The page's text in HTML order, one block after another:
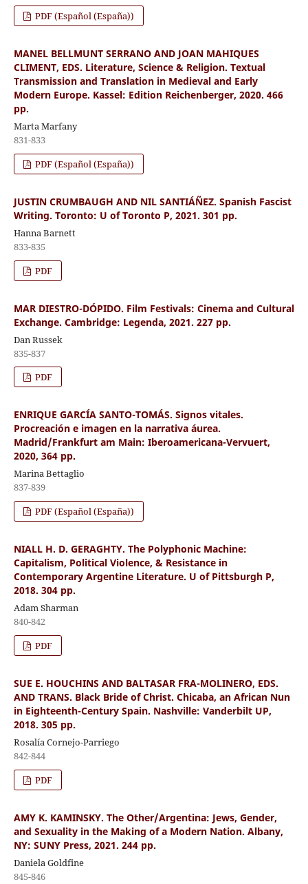
PDF (Español (España))
MANEL BELLMUNT SERRANO AND JOAN MAHIQUES
CLIMENT, EDS. Literature, Science & Religion. Textual
Transmission and Translation in Medieval and Early
Modern Europe. Kassel: Edition Reichenberger, 2020. 466
pp.
Marta Marfany
831-833
PDF (Español (España))
JUSTIN CRUMBAUGH AND NIL SANTIÁÑEZ. Spanish Fascist
Writing. Toronto: U of Toronto P, 2021. 301 pp.
Hanna Barnett
833-835
PDF
MAR DIESTRO-DÓPIDO. Film Festivals: Cinema and Cultural
Exchange. Cambridge: Legenda, 2021. 227 pp.
Dan Russek
835-837
PDF
ENRIQUE GARCÍA SANTO-TOMÁS. Signos vitales.
Procreación e imagen en la narrativa áurea.
Madrid/Frankfurt am Main: Iberoamericana-Vervuert,
2020, 364 pp.
Marina Bettaglio
837-839
PDF (Español (España))
NIALL H. D. GERAGHTY. The Polyphonic Machine:
Capitalism, Political Violence, & Resistance in
Contemporary Argentine Literature. U of Pittsburgh P,
2018. 304 pp.
Adam Sharman
840-842
PDF
SUE E. HOUCHINS AND BALTASAR FRA-MOLINERO, EDS.
AND TRANS. Black Bride of Christ. Chicaba, an African Nun
in Eighteenth-Century Spain. Nashville: Vanderbilt UP,
2018. 305 pp.
Rosalía Cornejo-Parriego
842-844
PDF
AMY K. KAMINSKY. The Other/Argentina: Jews, Gender,
and Sexuality in the Making of a Modern Nation. Albany,
NY: SUNY Press, 2021. 244 pp.
Daniela Goldfine
845-846